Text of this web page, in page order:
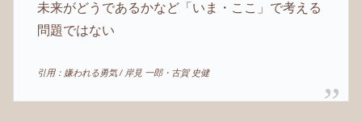
未来がどうであるかなど「いま・ここ」で考える
問題ではない
引用：嫌われる勇気 / 岸見 一郎・古賀 史健